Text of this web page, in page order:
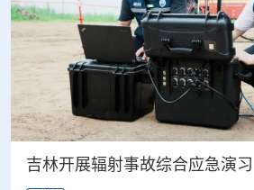
吉林开展辐射事故综合应急演习